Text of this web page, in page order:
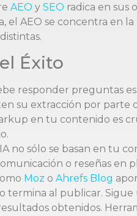
AEO y SEO radica en sus
AEO se concentra en
Éxito
responder preguntas
su extracción por parte
en tu contenido es
no sólo se basan en tu
o reseñas en
Moz o Ahrefs Blog
termina al publicar.
obtenidos.